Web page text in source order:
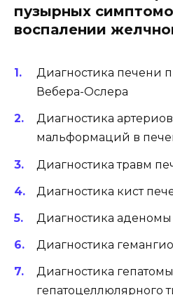
пузырных
воспалении
Диагностика печени
Вебера-Ослера
Диагностика
мальформаций в
Диагностика травм
Диагностика кист
Диагностика
Диагностика
Диагностика
гепатоцеллюлярного